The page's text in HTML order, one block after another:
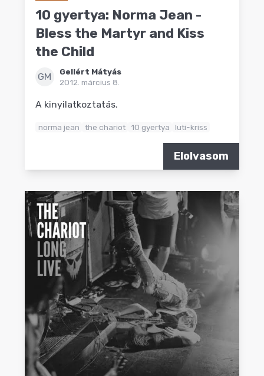
10 gyertya: Norma Jean -
Bless the Martyr and Kiss
the Child
GM
Gellért Mátyás
2012. március 8.
A kinyilatkoztatás.
norma jean the chariot 10 gyertya luti-kriss
Elolvasom